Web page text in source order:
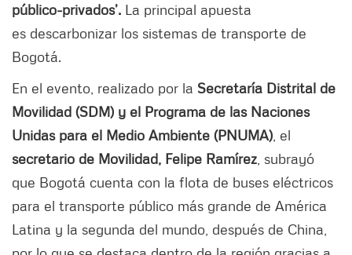
público-privados’. La principal apuesta
es descarbonizar los sistemas de transporte de
Bogotá.
En el evento, realizado por la Secretaría Distrital de
Movilidad (SDM) y el Programa de las Naciones
Unidas para el Medio Ambiente (PNUMA) , el
secretario de Movilidad, Felipe Ramírez , subrayó
que Bogotá cuenta con la flota de buses eléctricos
para el transporte público más grande de América
Latina y la segunda del mundo, después de China,